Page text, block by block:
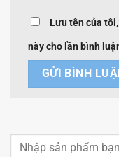
Lưu tên của
này cho lần bình